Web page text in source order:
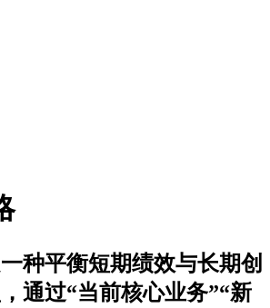
种平衡短期绩效与长期创
通过“当前核心业务”“新